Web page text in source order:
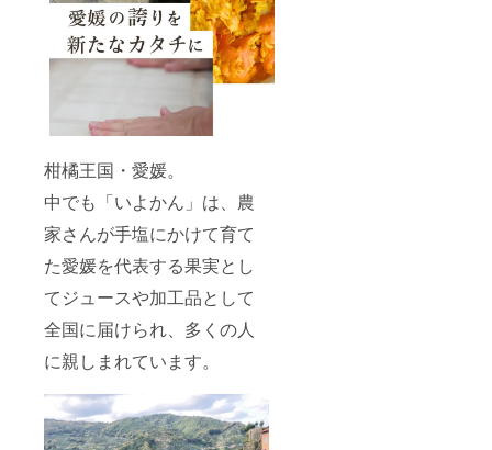
柑橘王国・愛媛。
中でも「いよかん」は、農
家さんが手塩にかけて育て
た愛媛を代表する果実とし
てジュースや加工品として
全国に届けられ、多くの人
に親しまれています。